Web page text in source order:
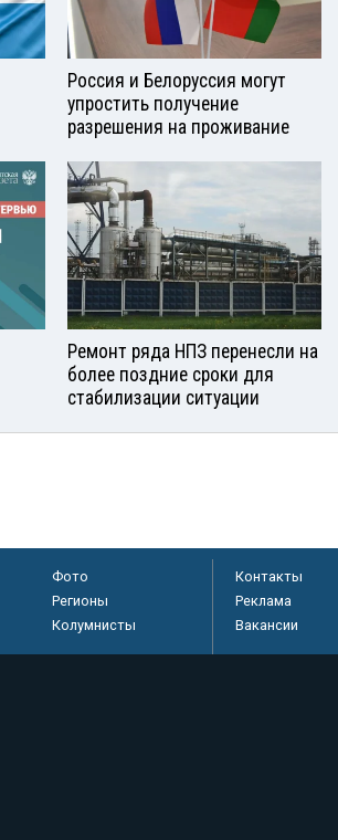
Россия и Белоруссия могут
упростить получение
разрешения на проживание
Ремонт ряда НПЗ перенесли на
более поздние сроки для
стабилизации ситуации
Фото
Регионы
Колумнисты
Контакты
Реклама
Вакансии